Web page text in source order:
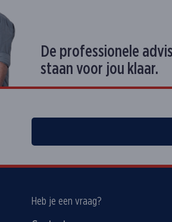
De professionele
staan voor jou klaar.
Heb je een vraag?